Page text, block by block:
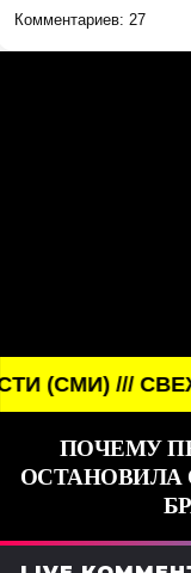
Комментариев: 27
///
ПОЧЕМУ
ОСТАНОВИЛА